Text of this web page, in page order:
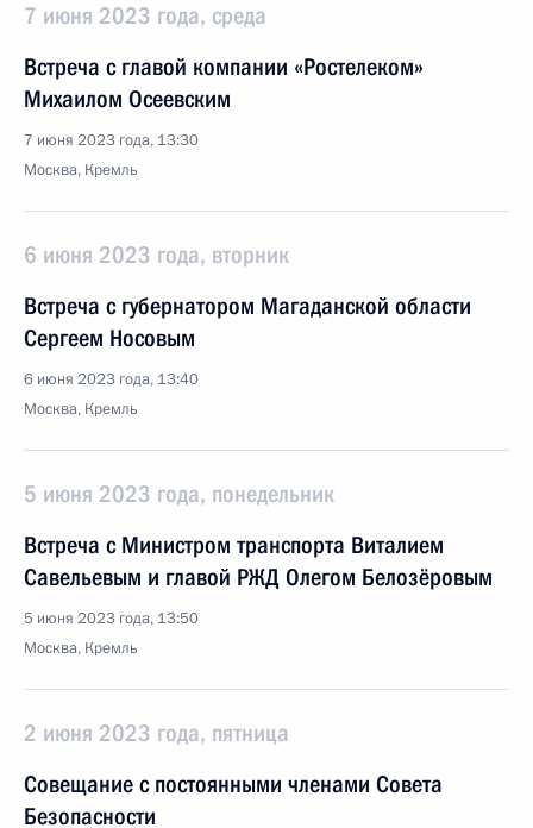
7 июня 2023 года, среда
Встреча с главой компании «Ростелеком»
Михаилом Осеевским
7 июня 2023 года, 13:30
Москва, Кремль
6 июня 2023 года, вторник
Встреча с губернатором Магаданской области
Сергеем Носовым
6 июня 2023 года, 13:40
Москва, Кремль
5 июня 2023 года, понедельник
Встреча с Министром транспорта Виталием
Савельевым и главой РЖД Олегом Белозёровым
5 июня 2023 года, 13:50
Москва, Кремль
2 июня 2023 года, пятница
Совещание с постоянными членами Совета
Безопасности